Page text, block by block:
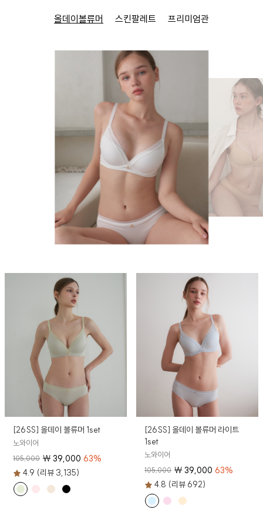
올데이볼류머 스킨팔레트 프리미엄관
[26SS] 올데이 볼류머 1set
노와이어
105,000 ₩39,000 63%
4.9 (리뷰 3,135)
[26SS] 올데이 볼류머 라이트
1set
노와이어
105,000 ₩39,000 63%
4.8 (리뷰 692)